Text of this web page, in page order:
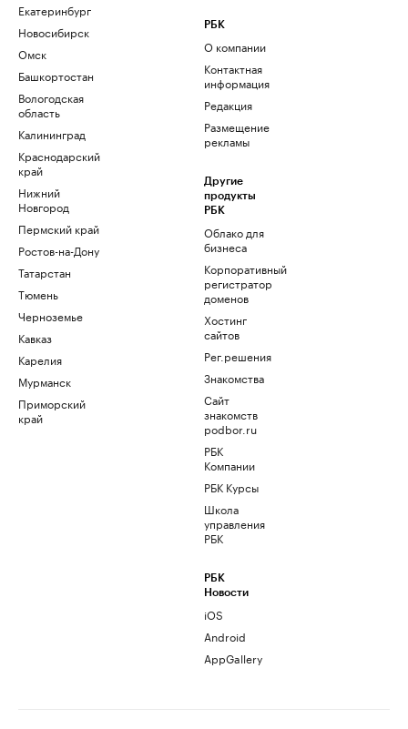
Екатеринбург
Новосибирск
Омск
Башкортостан
Вологодская
область
Калининград
Краснодарский
край
Нижний
Новгород
Пермский край
Ростов-на-Дону
Татарстан
Тюмень
Черноземье
Кавказ
Карелия
Мурманск
Приморский
край
РБК
О компании
Контактная
информация
Редакция
Размещение
рекламы
Другие
продукты
РБК
Облако для
бизнеса
Корпоративный
регистратор
доменов
Хостинг
сайтов
Рег.решения
Знакомства
Сайт
знакомств
podbor.ru
РБК
Компании
РБК Курсы
Школа
управления
РБК
РБК
Новости
iOS
Android
AppGallery